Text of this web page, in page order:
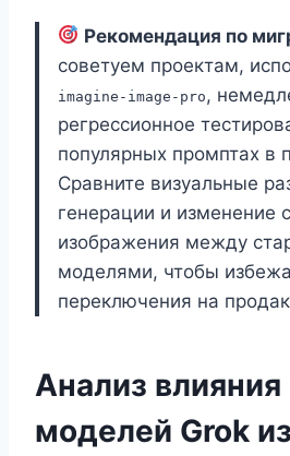
Рекомендация по
советуем проектам,
imagine-image-pro ,
регрессионное
популярных промптах в
Сравните визуальные
генерации и изменение
изображения между
моделями, чтобы
переключения на
Анализ
моделей Grok из